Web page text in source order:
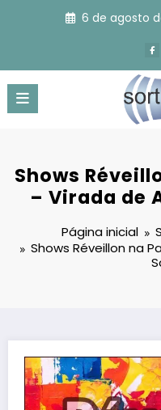
6 de agosto
Shows
– Virada de
Página inicial
Shows Réveillon na